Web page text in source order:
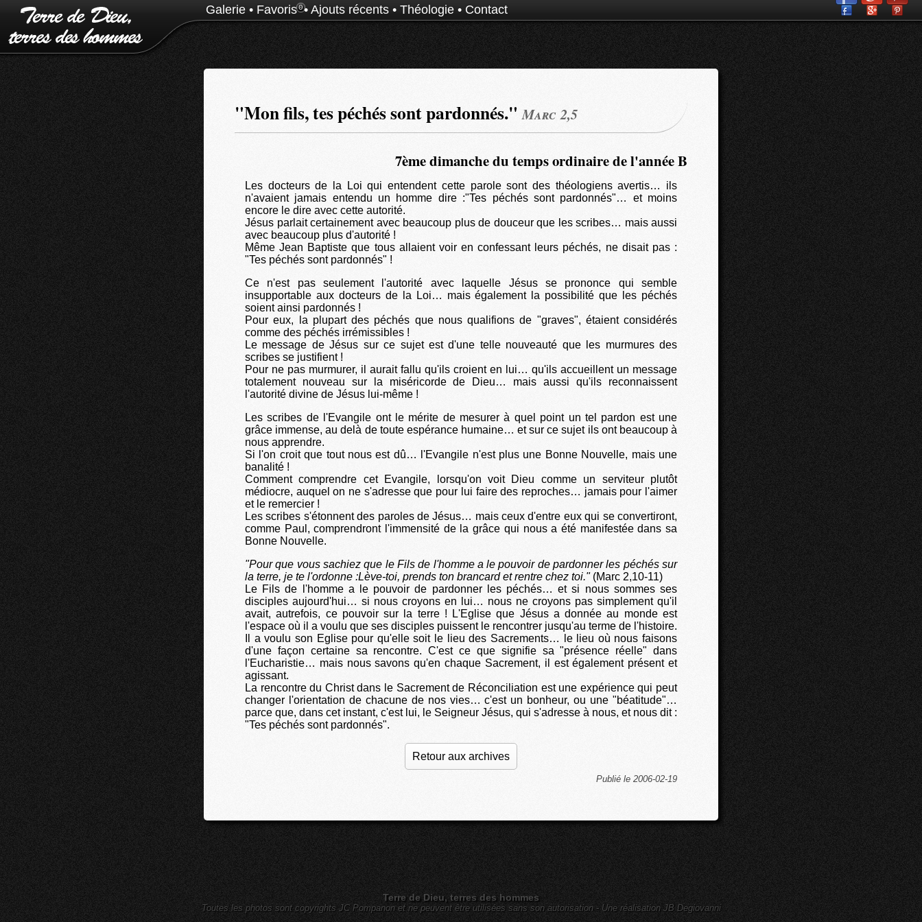
Galerie • Favoris0• Ajouts récents • Théologie • Contact
"Mon fils, tes péchés sont pardonnés."Marc 2,5
7ème dimanche du temps ordinaire de l'année B
Les docteurs de la Loi qui entendent cette parole sont des théologiens avertis… ils
n'avaient jamais entendu un homme dire :"Tes péchés sont pardonnés"… et moins
encore le dire avec cette autorité.
Jésus parlait certainement avec beaucoup plus de douceur que les scribes… mais aussi
avec beaucoup plus d'autorité !
Même Jean Baptiste que tous allaient voir en confessant leurs péchés, ne disait pas :
"Tes péchés sont pardonnés" !
Ce n'est pas seulement l'autorité avec laquelle Jésus se prononce qui semble
insupportable aux docteurs de la Loi… mais également la possibilité que les péchés
soient ainsi pardonnés !
Pour eux, la plupart des péchés que nous qualifions de "graves", étaient considérés
comme des péchés irrémissibles !
Le message de Jésus sur ce sujet est d'une telle nouveauté que les murmures des
scribes se justifient !
Pour ne pas murmurer, il aurait fallu qu'ils croient en lui… qu'ils accueillent un message
totalement nouveau sur la miséricorde de Dieu… mais aussi qu'ils reconnaissent
l'autorité divine de Jésus lui-même !
Les scribes de l'Evangile ont le mérite de mesurer à quel point un tel pardon est une
grâce immense, au delà de toute espérance humaine… et sur ce sujet ils ont beaucoup à
nous apprendre.
Si l'on croit que tout nous est dû… l'Evangile n'est plus une Bonne Nouvelle, mais une
banalité !
Comment comprendre cet Evangile, lorsqu'on voit Dieu comme un serviteur plutôt
médiocre, auquel on ne s'adresse que pour lui faire des reproches… jamais pour l'aimer
et le remercier !
Les scribes s'étonnent des paroles de Jésus… mais ceux d'entre eux qui se convertiront,
comme Paul, comprendront l'immensité de la grâce qui nous a été manifestée dans sa
Bonne Nouvelle.
"Pour que vous sachiez que le Fils de l'homme a le pouvoir de pardonner les péchés sur
la terre, je te l'ordonne :Lève-toi, prends ton brancard et rentre chez toi." (Marc 2,10-11)
Le Fils de l'homme a le pouvoir de pardonner les péchés… et si nous sommes ses
disciples aujourd'hui… si nous croyons en lui… nous ne croyons pas simplement qu'il
avait, autrefois, ce pouvoir sur la terre ! L'Eglise que Jésus a donnée au monde est
l'espace où il a voulu que ses disciples puissent le rencontrer jusqu'au terme de l'histoire.
Il a voulu son Eglise pour qu'elle soit le lieu des Sacrements… le lieu où nous faisons
d'une façon certaine sa rencontre. C'est ce que signifie sa "présence réelle" dans
l'Eucharistie… mais nous savons qu'en chaque Sacrement, il est également présent et
agissant.
La rencontre du Christ dans le Sacrement de Réconciliation est une expérience qui peut
changer l'orientation de chacune de nos vies… c'est un bonheur, ou une "béatitude"…
parce que, dans cet instant, c'est lui, le Seigneur Jésus, qui s'adresse à nous, et nous dit :
"Tes péchés sont pardonnés".
Retour aux archives
Publié le 2006-02-19
Terre de Dieu, terres des hommes
Toutes les photos sont copyrights JC Pompanon et ne peuvent être utilisées sans son autorisation - Une réalisation JB Degiovanni